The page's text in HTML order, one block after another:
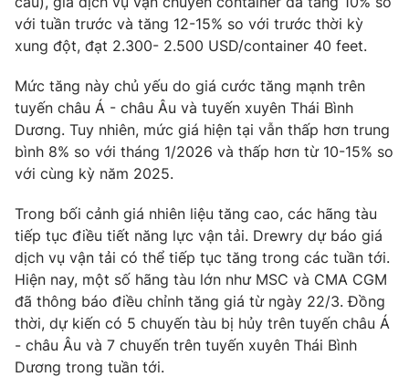
Cơ quan báo chí:Thời báo VTV
Giấy phép hoạt động báo in và báo điện tử số 483/GP-BTTTT
cấp ngày 29/12/2023
Phó Tổng Biên tập: Nguyễn Thị Mỹ Hạnh, Phạm Quốc Thắng,
Nguyễn Trọng Ninh
Tổng đài VTV:
024.38 355 931 - 024.38 355 932
Ðiện thoại Thời báo VTV:024.66 897 897
Liên hệ quảng cáo:024-7300.7108
với tuần trước và tăng 12-15% so với trước thời kỳ
xung đột, đạt 2.300- 2.500 USD/container 40 feet.
Mức tăng này chủ yếu do giá cước tăng mạnh trên
tuyến châu Á - châu Âu và tuyến xuyên Thái Bình
Dương. Tuy nhiên, mức giá hiện tại vẫn thấp hơn trung
bình 8% so với tháng 1/2026 và thấp hơn từ 10-15% so
với cùng kỳ năm 2025.
Trong bối cảnh giá nhiên liệu tăng cao, các hãng tàu
tiếp tục điều tiết năng lực vận tải. Drewry dự báo giá
dịch vụ vận tải có thể tiếp tục tăng trong các tuần tới.
Hiện nay, một số hãng tàu lớn như MSC và CMA CGM
đã thông báo điều chỉnh tăng giá từ ngày 22/3. Đồng
thời, dự kiến có 5 chuyến tàu bị hủy trên tuyến châu Á
- châu Âu và 7 chuyến trên tuyến xuyên Thái Bình
Dương trong tuần tới.